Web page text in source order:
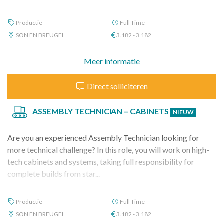
Productie
Full Time
SON EN BREUGEL
3.182 - 3.182
Meer informatie
Direct solliciteren
ASSEMBLY TECHNICIAN – CABINETS NIEUW
Are you an experienced Assembly Technician looking for
more technical challenge? In this role, you will work on high-
tech cabinets and systems, taking full responsibility for
complete builds from star...
Productie
Full Time
SON EN BREUGEL
3.182 - 3.182